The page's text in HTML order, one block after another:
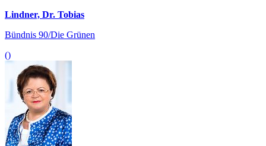
Lindner, Dr. Tobias
Bündnis 90/Die Grünen
()